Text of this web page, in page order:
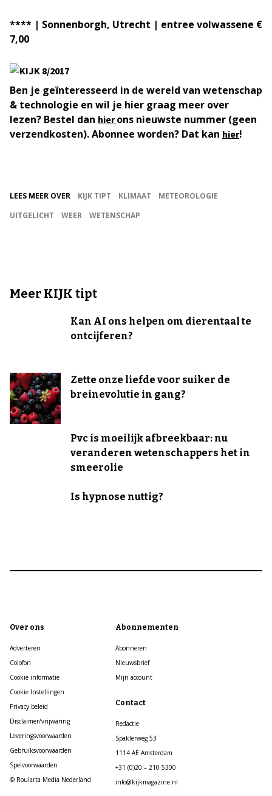
**** | Sonnenborgh, Utrecht | entree volwassene €
7,00
Ben je geïnteresseerd in de wereld van wetenschap
& technologie en wil je hier graag meer over
lezen? Bestel dan hierons nieuwste nummer (geen
verzendkosten). Abonnee worden? Dat kan hier!
LEES MEER OVER KIJK TIPT KLIMAAT
METEOROLOGIE
UITGELICHT
WEER WETENSCHAP
Meer KIJK tipt
Kan AI ons helpen om dierentaal te
ontcijferen?
Zette onze liefde voor suiker de
breinevolutie in gang?
Pvc is moeilijk afbreekbaar: nu
veranderen wetenschappers het in
smeerolie
Is hypnose nuttig?
Over ons
Adverteren
Colofon
Cookie informatie
Cookie Instellingen
Privacy beleid
Disclaimer/vrijwaring
Leveringsvoorwaarden
Gebruiksvoorwaarden
Spelvoorwaarden
© Roularta Media Nederland
Abonnementen
Abonneren
Nieuwsbrief
Mijn account
Contact
Redactie
Spaklerweg 53
1114 AE Amsterdam
+31 (0)20 – 210 5300
info@kijkmagazine.nl